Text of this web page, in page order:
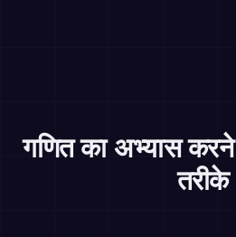
गणित का अभ्यास
तरीके